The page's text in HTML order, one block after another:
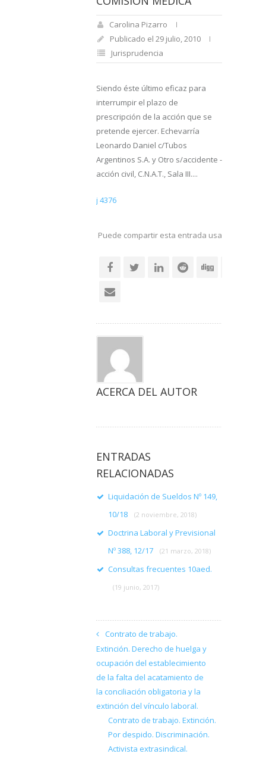
Carolina Pizarro
Publicado el 29 julio, 2010
Jurisprudencia
Siendo éste último eficaz para
interrumpir el plazo de
prescripción de la acción que se
pretende ejercer. Echevarría
Leonardo Daniel c/Tubos
Argentinos S.A. y Otro s/accidente -
acción civil, C.N.A.T., Sala III....
j 4376
Puede compartir esta entrada usando sus
ACERCA DEL AUTOR
ENTRADAS
RELACIONADAS
Liquidación de Sueldos Nº 149,
10/18
(2 noviembre, 2018)
Doctrina Laboral y Previsional
Nº 388, 12/17
(21 marzo, 2018)
Consultas frecuentes 10aed.
(19 junio, 2017)
Contrato de trabajo.
Extinción. Derecho de huelga y
ocupación del establecimiento
de la falta del acatamiento de
la conciliación obligatoria y la
extinción del vínculo laboral.
Contrato de trabajo. Extinción.
Por despido. Discriminación.
Activista extrasindical.